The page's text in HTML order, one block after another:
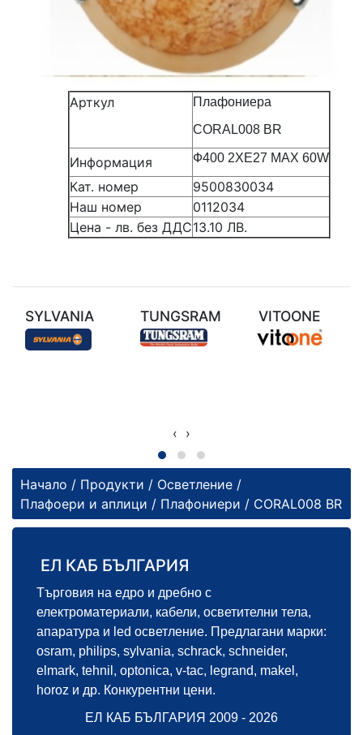
Арткул
Плафониера
CORAL008 BR
Информация Ф400 2ХЕ27 MAX 60W
Кат. номер
9500830034
Наш номер
0112034
Цена - лв. без ДДС13.10 ЛВ.
SYLVANIA TUNGSRAM VITOONE
‹ ›
Начало / Продукти / Осветление /
Плафоери и аплици / Плафониери / CORAL008 BR
ЕЛ КАБ БЪЛГАРИЯ
Търговия на едро и дребно с
електроматериали, кабели, осветителни тела,
апаратура и led осветление. Предлагани марки:
osram, philips, sylvania, schrack, schneider,
elmark, tehnil, optonica, v-tac, legrand, makel,
horoz и др. Конкурентни цени.
ЕЛ КАБ БЪЛГАРИЯ 2009 - 2026